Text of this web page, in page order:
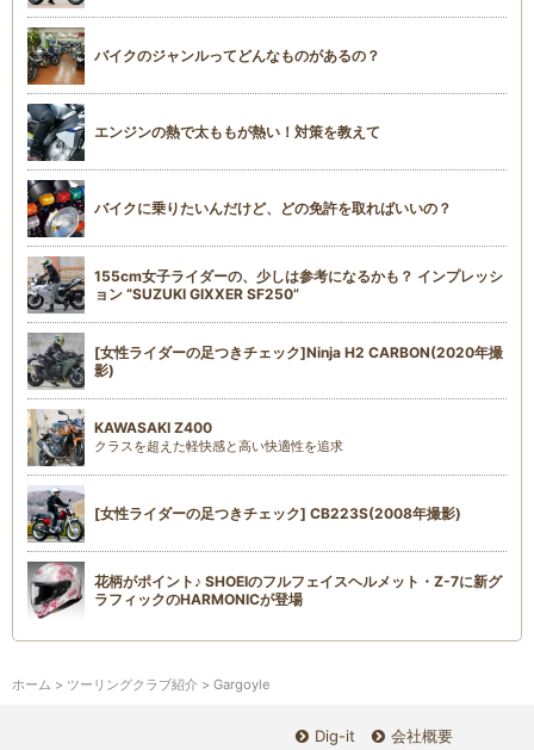
バイクのジャンルってどんなものがあるの？
エンジンの熱で太ももが熱い！対策を教えて
バイクに乗りたいんだけど、どの免許を取ればいいの？
155cm女子ライダーの、少しは参考になるかも？ インプレッシ
ョン “SUZUKI GIXXER SF250”
[女性ライダーの足つきチェック]Ninja H2 CARBON(2020年撮
影)
KAWASAKI Z400
クラスを超えた軽快感と高い快適性を追求
[女性ライダーの足つきチェック] CB223S(2008年撮影)
花柄がポイント♪ SHOEIのフルフェイスヘルメット・Z-7に新グ
ラフィックのHARMONICが登場
ホーム > ツーリングクラブ紹介 > Gargoyle
Dig-it 会社概要